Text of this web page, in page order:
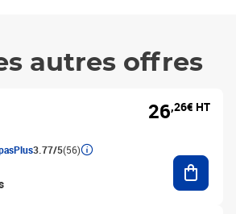
autres offres
3.77/5(56)
26,26€ HT